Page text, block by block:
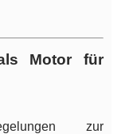
Motor für
zur